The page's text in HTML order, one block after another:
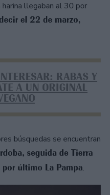
llegaban al 30 por
el 22 de marzo,
RABAS Y
A UN ORIGINAL
búsquedas se encuentran
seguida de Tierra
último La Pampa.